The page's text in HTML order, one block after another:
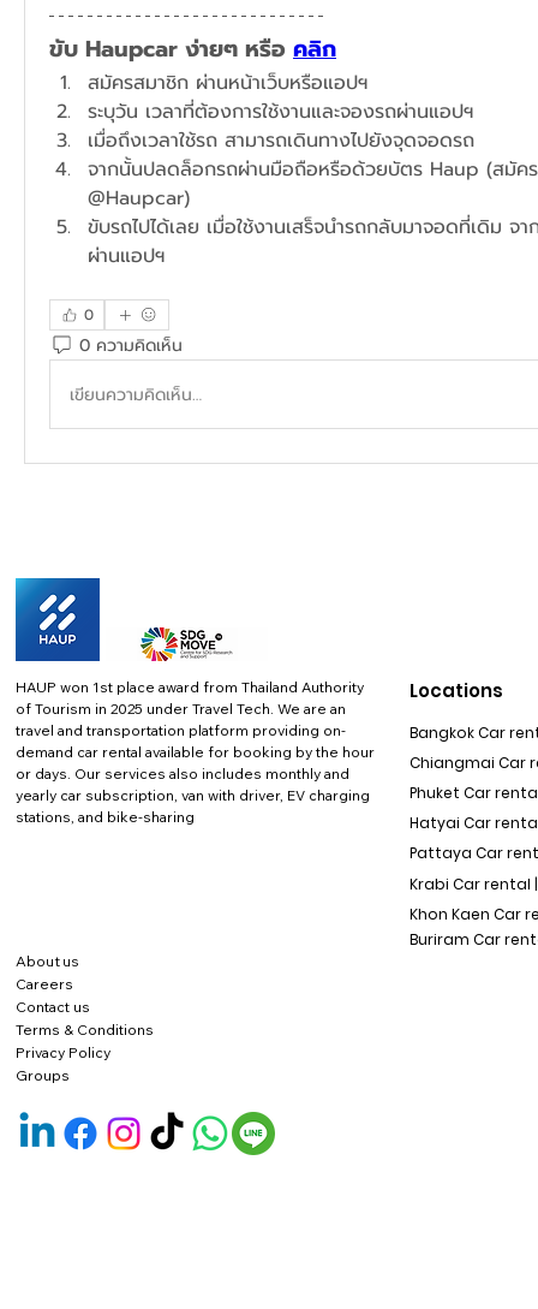
ขับ Haupcar ง่ายๆ หรือ คลิก
สมัครสมาชิก ผ่านหน้าเว็บหรือแอปฯ
ระบุวัน เวลาที่ต้องการใช้งานและจองรถผ่านแอปฯ​
เมื่อถึงเวลาใช้รถ สามารถเดินทางไปยังจุดจอดรถ
จากนั้นปลดล็อกรถผ่านมือถือหรือด้วยบัตร Haup (สมัค
@Haupcar)
ขับรถไปได้เลย เมื่อใช้งานเสร็จนำรถกลับมาจอดที่เดิม
ผ่านแอปฯ
0
0 ความคิดเห็น
เขียนความคิดเห็น…
HAUP won 1st place award from Thailand Authority
of Tourism in 2025 under Travel Tech. We are an
travel and transportation platform providing on-
demand car rental available for booking by the hour
or days. Our services also includes monthly and
yearly car subscription, van with driver, EV charging
stations, and bike-sharing
About us
Careers
Contact us
Terms & Conditions
Privacy Policy
Locations
Bangkok Car
Chiangmai Car
Phuket Car rental
Hatyai Car
Pattaya Car
Krabi Car rental |
Khon Kaen Car
Buriram Car
Groups